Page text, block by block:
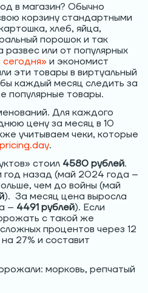
в магазин? Обычно
корзину стандартными
хлеб, яйца,
порошок и так
или от популярных
и экономист
эти товары в виртуальный
каждый месяц следить за
популярные товары.
Для каждого
цену за месяц в 10
учитываем чеки, которые
.
стоил 4580 рублей.
назад (май 2024 года –
чем до войны (май
). За месяц цена выросла
– 4491 рублей). Если
с такой же
процентов через 12
27% и составит
морковь, репчатый